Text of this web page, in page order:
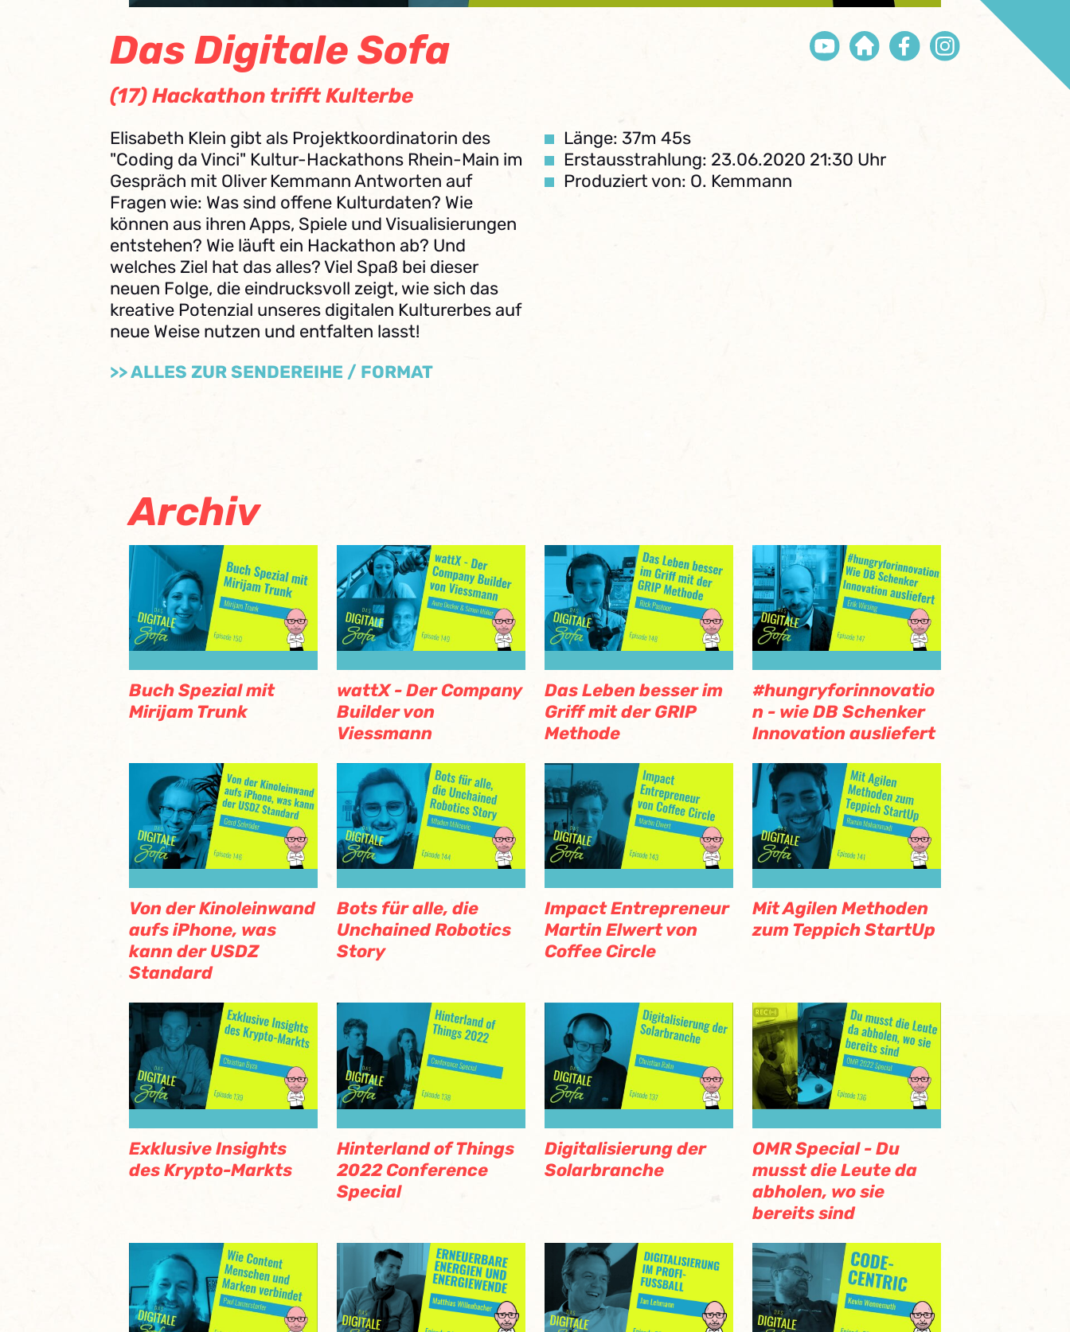
Das Digitale Sofa
(17) Hackathon trifft Kulterbe
Elisabeth Klein gibt als Projektkoordinatorin des
"Coding da Vinci" Kultur-Hackathons Rhein-Main im
Gespräch mit Oliver Kemmann Antworten auf
Fragen wie: Was sind offene Kulturdaten? Wie
können aus ihren Apps, Spiele und Visualisierungen
entstehen? Wie läuft ein Hackathon ab? Und
welches Ziel hat das alles? Viel Spaß bei dieser
neuen Folge, die eindrucksvoll zeigt, wie sich das
kreative Potenzial unseres digitalen Kulturerbes auf
neue Weise nutzen und entfalten lasst!
>> ALLES ZUR SENDEREIHE / FORMAT
Länge: 37m 45s
Erstausstrahlung: 23.06.2020 21:30 Uhr
Produziert von: O. Kemmann
Archiv
Buch Spezial mit
Mirijam Trunk
wattX - Der Company
Builder von
Viessmann
Das Leben besser im
Griff mit der GRIP
Methode
#hungryforinnovatio
n - wie DB Schenker
Innovation ausliefert
Von der Kinoleinwand
aufs iPhone, was
kann der USDZ
Standard
Bots für alle, die
Unchained Robotics
Story
Impact Entrepreneur
Martin Elwert von
Coffee Circle
Mit Agilen Methoden
zum Teppich StartUp
Exklusive Insights
des Krypto-Markts
Hinterland of Things
2022 Conference
Special
Digitalisierung der
Solarbranche
OMR Special - Du
musst die Leute da
abholen, wo sie
bereits sind